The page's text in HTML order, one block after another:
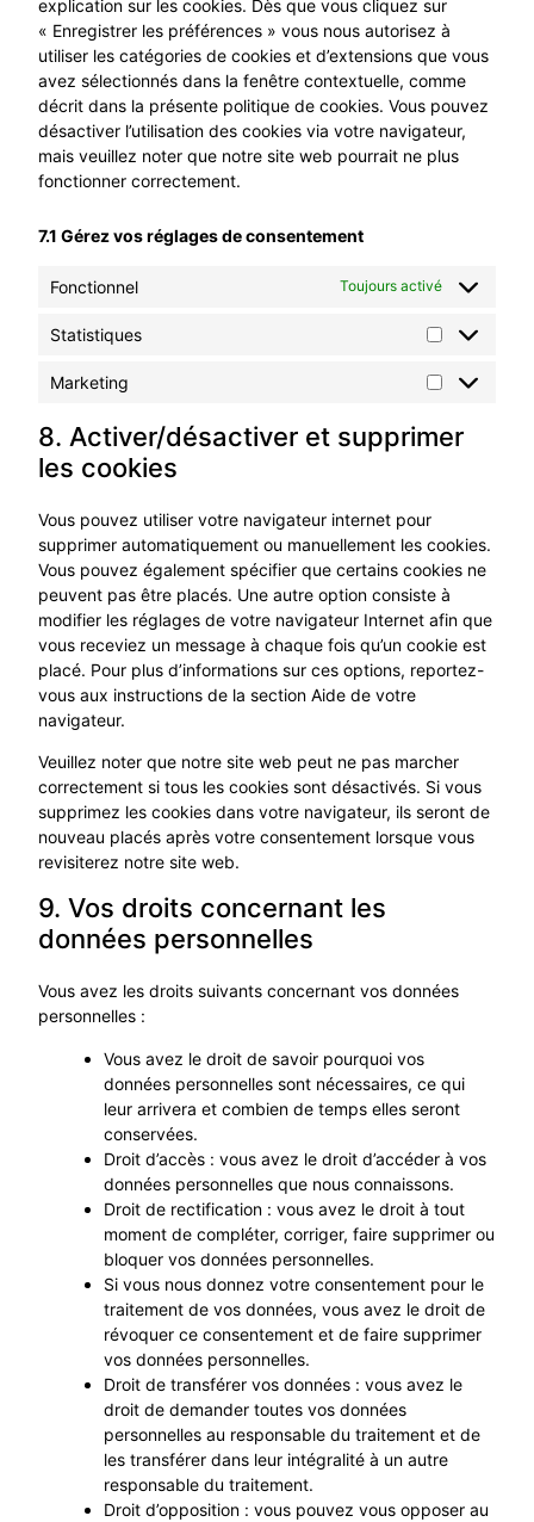
explication sur les cookies. Dès que vous cliquez sur
« Enregistrer les préférences » vous nous autorisez à
utiliser les catégories de cookies et d’extensions que vous
avez sélectionnés dans la fenêtre contextuelle, comme
décrit dans la présente politique de cookies. Vous pouvez
désactiver l’utilisation des cookies via votre navigateur,
mais veuillez noter que notre site web pourrait ne plus
fonctionner correctement.
7.1 Gérez vos réglages de consentement
Fonctionnel Toujours activé
Statistiques
Marketing
8. Activer/désactiver et supprimer
les cookies
Vous pouvez utiliser votre navigateur internet pour
supprimer automatiquement ou manuellement les cookies.
Vous pouvez également spécifier que certains cookies ne
peuvent pas être placés. Une autre option consiste à
modifier les réglages de votre navigateur Internet afin que
vous receviez un message à chaque fois qu’un cookie est
placé. Pour plus d’informations sur ces options, reportez-
vous aux instructions de la section Aide de votre
navigateur.
Veuillez noter que notre site web peut ne pas marcher
correctement si tous les cookies sont désactivés. Si vous
supprimez les cookies dans votre navigateur, ils seront de
nouveau placés après votre consentement lorsque vous
revisiterez notre site web.
9. Vos droits concernant les
données personnelles
Vous avez les droits suivants concernant vos données
personnelles :
Vous avez le droit de savoir pourquoi vos
données personnelles sont nécessaires, ce qui
leur arrivera et combien de temps elles seront
conservées.
Droit d’accès : vous avez le droit d’accéder à vos
données personnelles que nous connaissons.
Droit de rectification : vous avez le droit à tout
moment de compléter, corriger, faire supprimer ou
bloquer vos données personnelles.
Si vous nous donnez votre consentement pour le
traitement de vos données, vous avez le droit de
révoquer ce consentement et de faire supprimer
vos données personnelles.
Droit de transférer vos données : vous avez le
droit de demander toutes vos données
personnelles au responsable du traitement et de
les transférer dans leur intégralité à un autre
responsable du traitement.
Droit d’opposition : vous pouvez vous opposer au